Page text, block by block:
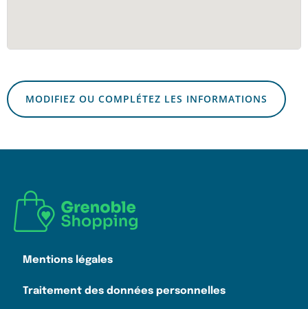
MODIFIEZ OU COMPLÉTEZ LES INFORMATIONS
Mentions légales
Traitement des données personnelles